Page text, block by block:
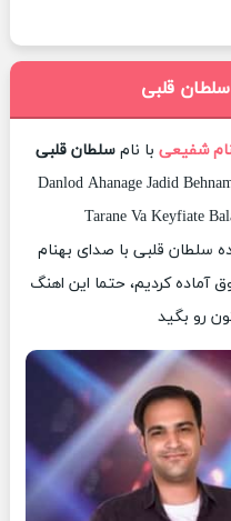
قلبی
شفیعی با نام سلطان قلبی
Danlod Ahanage Jadid
Tarane Va Keyfiate
سلطان قلبی با صدای بهنام
کردیم، حتما این اهنگ
رو بگید